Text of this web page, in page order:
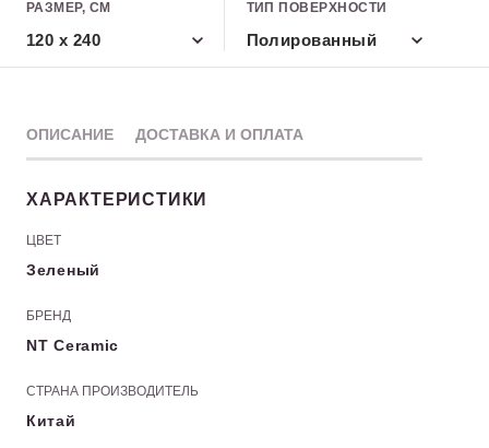
РАЗМЕР, СМ
120 х 240
ТИП ПОВЕРХНОСТИ
Полированный
ОПИСАНИЕ ДОСТАВКА И ОПЛАТА
ХАРАКТЕРИСТИКИ
ЦВЕТ
Зеленый
БРЕНД
NT Ceramic
СТРАНА ПРОИЗВОДИТЕЛЬ
Китай